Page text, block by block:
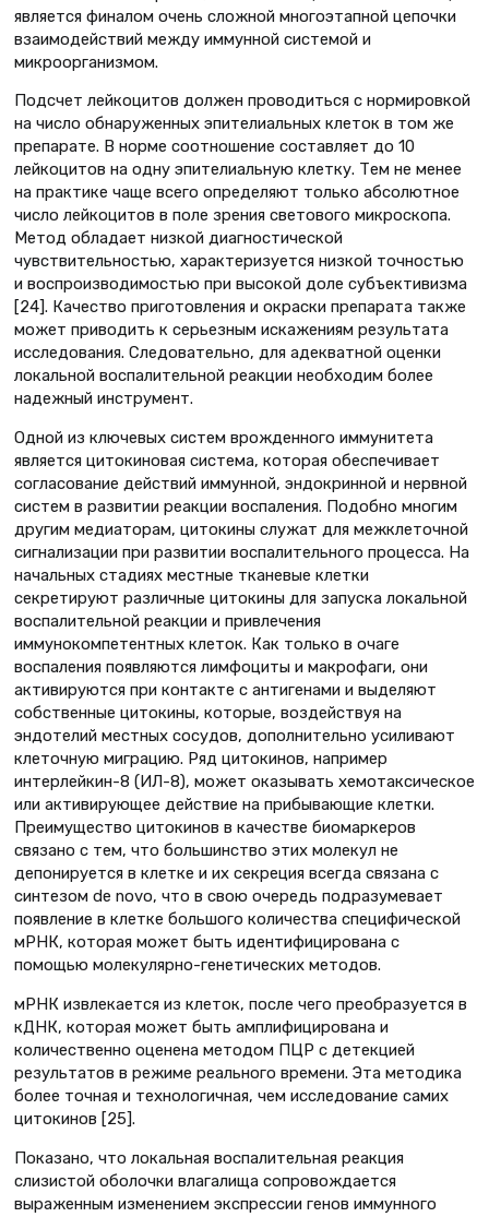
является финалом очень сложной многоэтапной цепочки
взаимодействий между иммунной системой и
микроорганизмом.
Подсчет лейкоцитов должен проводиться с нормировкой
на число обнаруженных эпителиальных клеток в том же
препарате. В норме соотношение составляет до 10
лейкоцитов на одну эпителиальную клетку. Тем не менее
на практике чаще всего определяют только абсолютное
число лейкоцитов в поле зрения светового микроскопа.
Метод обладает низкой диагностической
чувствительностью, характеризуется низкой точностью
и воспроизводимостью при высокой доле субъективизма
[24]. Качество приготовления и окраски препарата также
может приводить к серьезным искажениям результата
исследования. Следовательно, для адекватной оценки
локальной воспалительной реакции необходим более
надежный инструмент.
Одной из ключевых систем врожденного иммунитета
является цитокиновая система, которая обеспечивает
согласование действий иммунной, эндокринной и нервной
систем в развитии реакции воспаления. Подобно многим
другим медиаторам, цитокины служат для межклеточной
сигнализации при развитии воспалительного процесса. На
начальных стадиях местные тканевые клетки
секретируют различные цитокины для запуска локальной
воспалительной реакции и привлечения
иммунокомпетентных клеток. Как только в очаге
воспаления появляются лимфоциты и макрофаги, они
активируются при контакте с антигенами и выделяют
собственные цитокины, которые, воздействуя на
эндотелий местных сосудов, дополнительно усиливают
клеточную миграцию. Ряд цитокинов, например
интерлейкин-8 (ИЛ-8), может оказывать хемотаксическое
или активирующее действие на прибывающие клетки.
Преимущество цитокинов в качестве биомаркеров
связано с тем, что большинство этих молекул не
депонируется в клетке и их секреция всегда связана с
синтезом de novo, что в свою очередь подразумевает
появление в клетке большого количества специфической
мРНК, которая может быть идентифицирована с
помощью молекулярно-генетических методов.
мРНК извлекается из клеток, после чего преобразуется в
кДНК, которая может быть амплифицирована и
количественно оценена методом ПЦР с детекцией
результатов в режиме реального времени. Эта методика
более точная и технологичная, чем исследование самих
цитокинов [25].
Показано, что локальная воспалительная реакция
слизистой оболочки влагалища сопровождается
выраженным изменением экспрессии генов иммунного